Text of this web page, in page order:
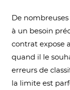
De
à un besoin
contrat expose
quand il le
erreurs de
la limite est